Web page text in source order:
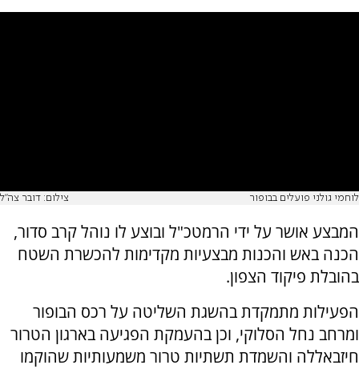
לוחמי גולני פועלים בבופור צילום: דובר צה"ל
המבצע אושר על ידי הרמטכ"ל ובוצע לו נוהל קרב סדור,
הכנה באש והכנות מבצעיות מקדימות להכשרת השטח
בהובלת פיקוד הצפון.
הפעילות מתמקדת בהשגת השליטה על רכס הבופור
ומרחב נחל הסלוקי, וכן בהעמקת הפגיעה בארגון הטרור
חיזבאללה והשמדת תשתיות טרור משמעותיות שהוקמו